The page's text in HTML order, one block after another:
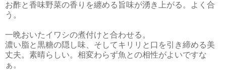
お酢と香味野菜の香りを纏める旨味が湧き上がる。よく合
う。
一晩おいたイワシの煮付けと合わせる。
濃い脂と黒糖の隠し味、そしてキリリと口を引き締める美
丈夫。素晴らしい。相変わらず魚との相性がよいですな
ぁ。